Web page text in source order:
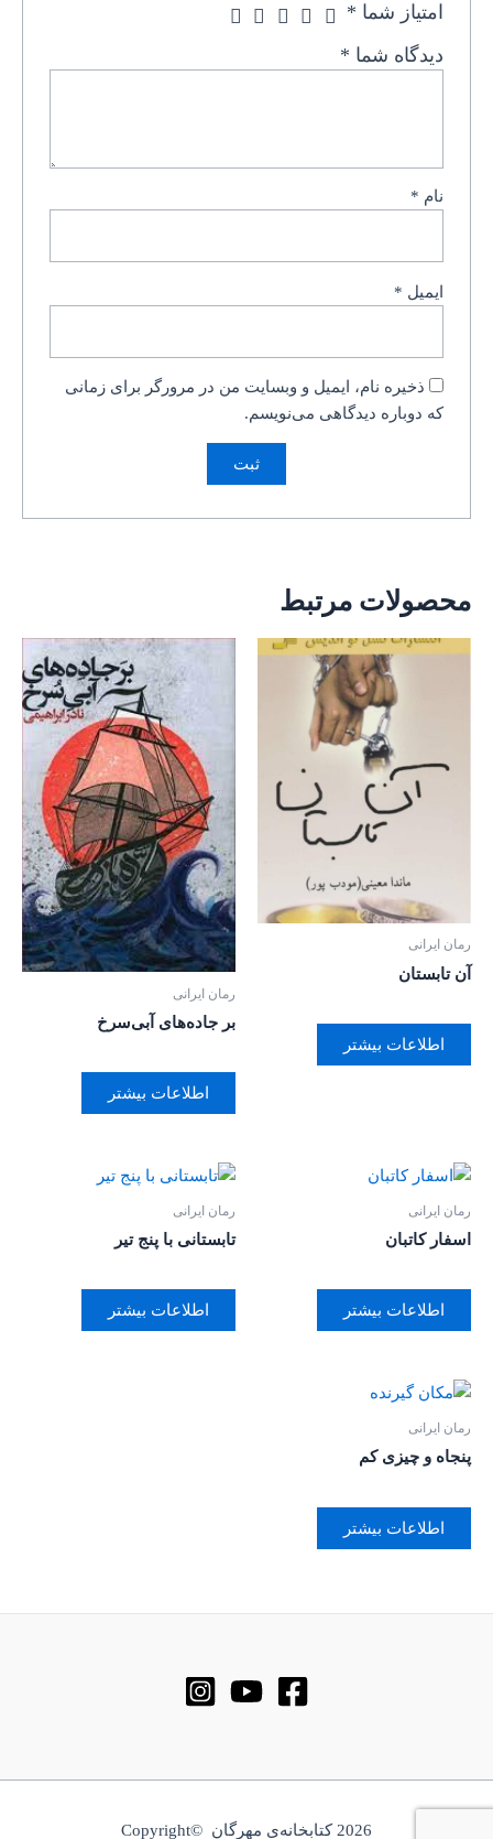
امتیاز شما *
دیدگاه شما *
نام *
ایمیل *
ذخیره نام، ایمیل و وبسایت من در مرورگر برای زمانی
که دوباره دیدگاهی می‌نویسم.
محصولات مرتبط
رمان ایرانی
آن تابستان
اطلاعات بیشتر
رمان ایرانی
بر جاده‌های آبی‌سرخ
اطلاعات بیشتر
رمان ایرانی
اسفار کاتبان
اطلاعات بیشتر
رمان ایرانی
تابستانی با پنج تیر
اطلاعات بیشتر
رمان ایرانی
پنجاه و چیزی کم
اطلاعات بیشتر
2026 کتابخانه‌ی مهرگان ©Copyright